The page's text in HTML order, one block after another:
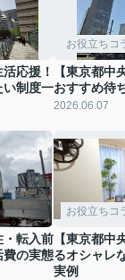
応援！
い制度一
お役立ちコ
【東京都中
おすすめ待
2026.06.07
・転入前
費の実態
お役立ちコ
【東京都中
るオシャレ
実例